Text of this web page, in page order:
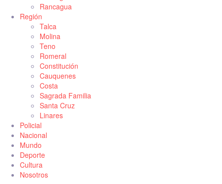
Rancagua
Región
Talca
Molina
Teno
Romeral
Constitución
Cauquenes
Costa
Sagrada Familia
Santa Cruz
Linares
Policial
Nacional
Mundo
Deporte
Cultura
Nosotros